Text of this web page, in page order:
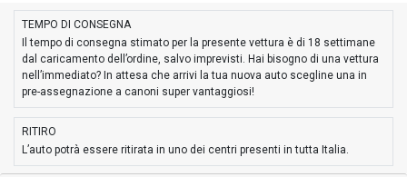
TEMPO DI CONSEGNA
Il tempo di consegna stimato per la presente vettura è di 18 settimane
dal caricamento dell’ordine, salvo imprevisti. Hai bisogno di una vettura
nell’immediato? In attesa che arrivi la tua nuova auto scegline una in
pre-assegnazione a canoni super vantaggiosi!
RITIRO
L’auto potrà essere ritirata in uno dei centri presenti in tutta Italia.